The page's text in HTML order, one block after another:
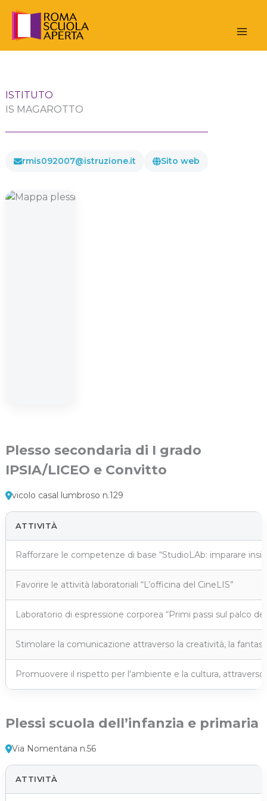
contenuto
ISTITUTO
IS MAGAROTTO
rmis092007@istruzione.it Sito web
Plesso secondaria di I grado
IPSIA/LICEO e Convitto
vicolo casal lumbroso n.129
ATTIVITÀ
Rafforzare le competenze di base “StudioLAb: imparare
Favorire le attività laboratoriali “L’officina del CineLIS”
Laboratorio di espressione corporea “Primi passi sul palco
Stimolare la comunicazione attraverso la creatività, la
Promuovere il rispetto per l'ambiente e la cultura,
Plessi scuola dell’infanzia e primaria
Via Nomentana n.56
ATTIVITÀ